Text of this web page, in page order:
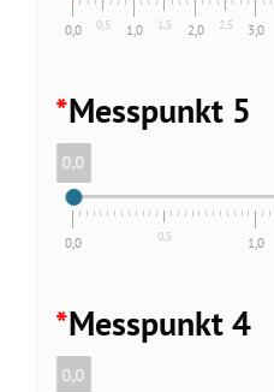
0,0 0,5 1,0 1,5 2,0 2,5 3,0
*Messpunkt 5
0,0
0,0 0,5 1,0
*Messpunkt 4
0,0